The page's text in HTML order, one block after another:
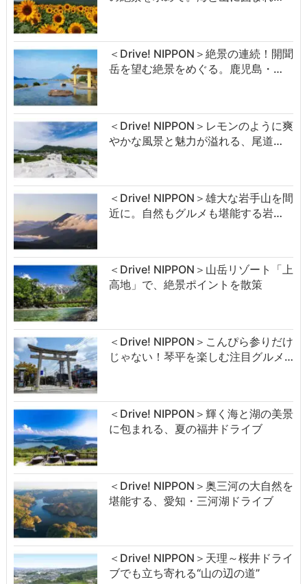
＜Drive! NIPPON＞絶景の連続！開聞
岳を望む絶景をめぐる。鹿児島・…
＜Drive! NIPPON＞レモンのように爽
やかな風景と魅力が溢れる、尾道…
＜Drive! NIPPON＞雄大な岩手山を間
近に。自然もグルメも堪能する岩…
＜Drive! NIPPON＞山岳リゾート「上
高地」で、絶景ポイントを散策
＜Drive! NIPPON＞こんぴら参りだけ
じゃない！琴平を楽しむ注目グルメ…
＜Drive! NIPPON＞輝く海と湖の美景
に包まれる、夏の福井ドライブ
＜Drive! NIPPON＞奥三河の大自然を
堪能する、愛知・三河湖ドライブ
＜Drive! NIPPON＞天理～桜井ドライ
ブでも立ち寄れる“山の辺の道”